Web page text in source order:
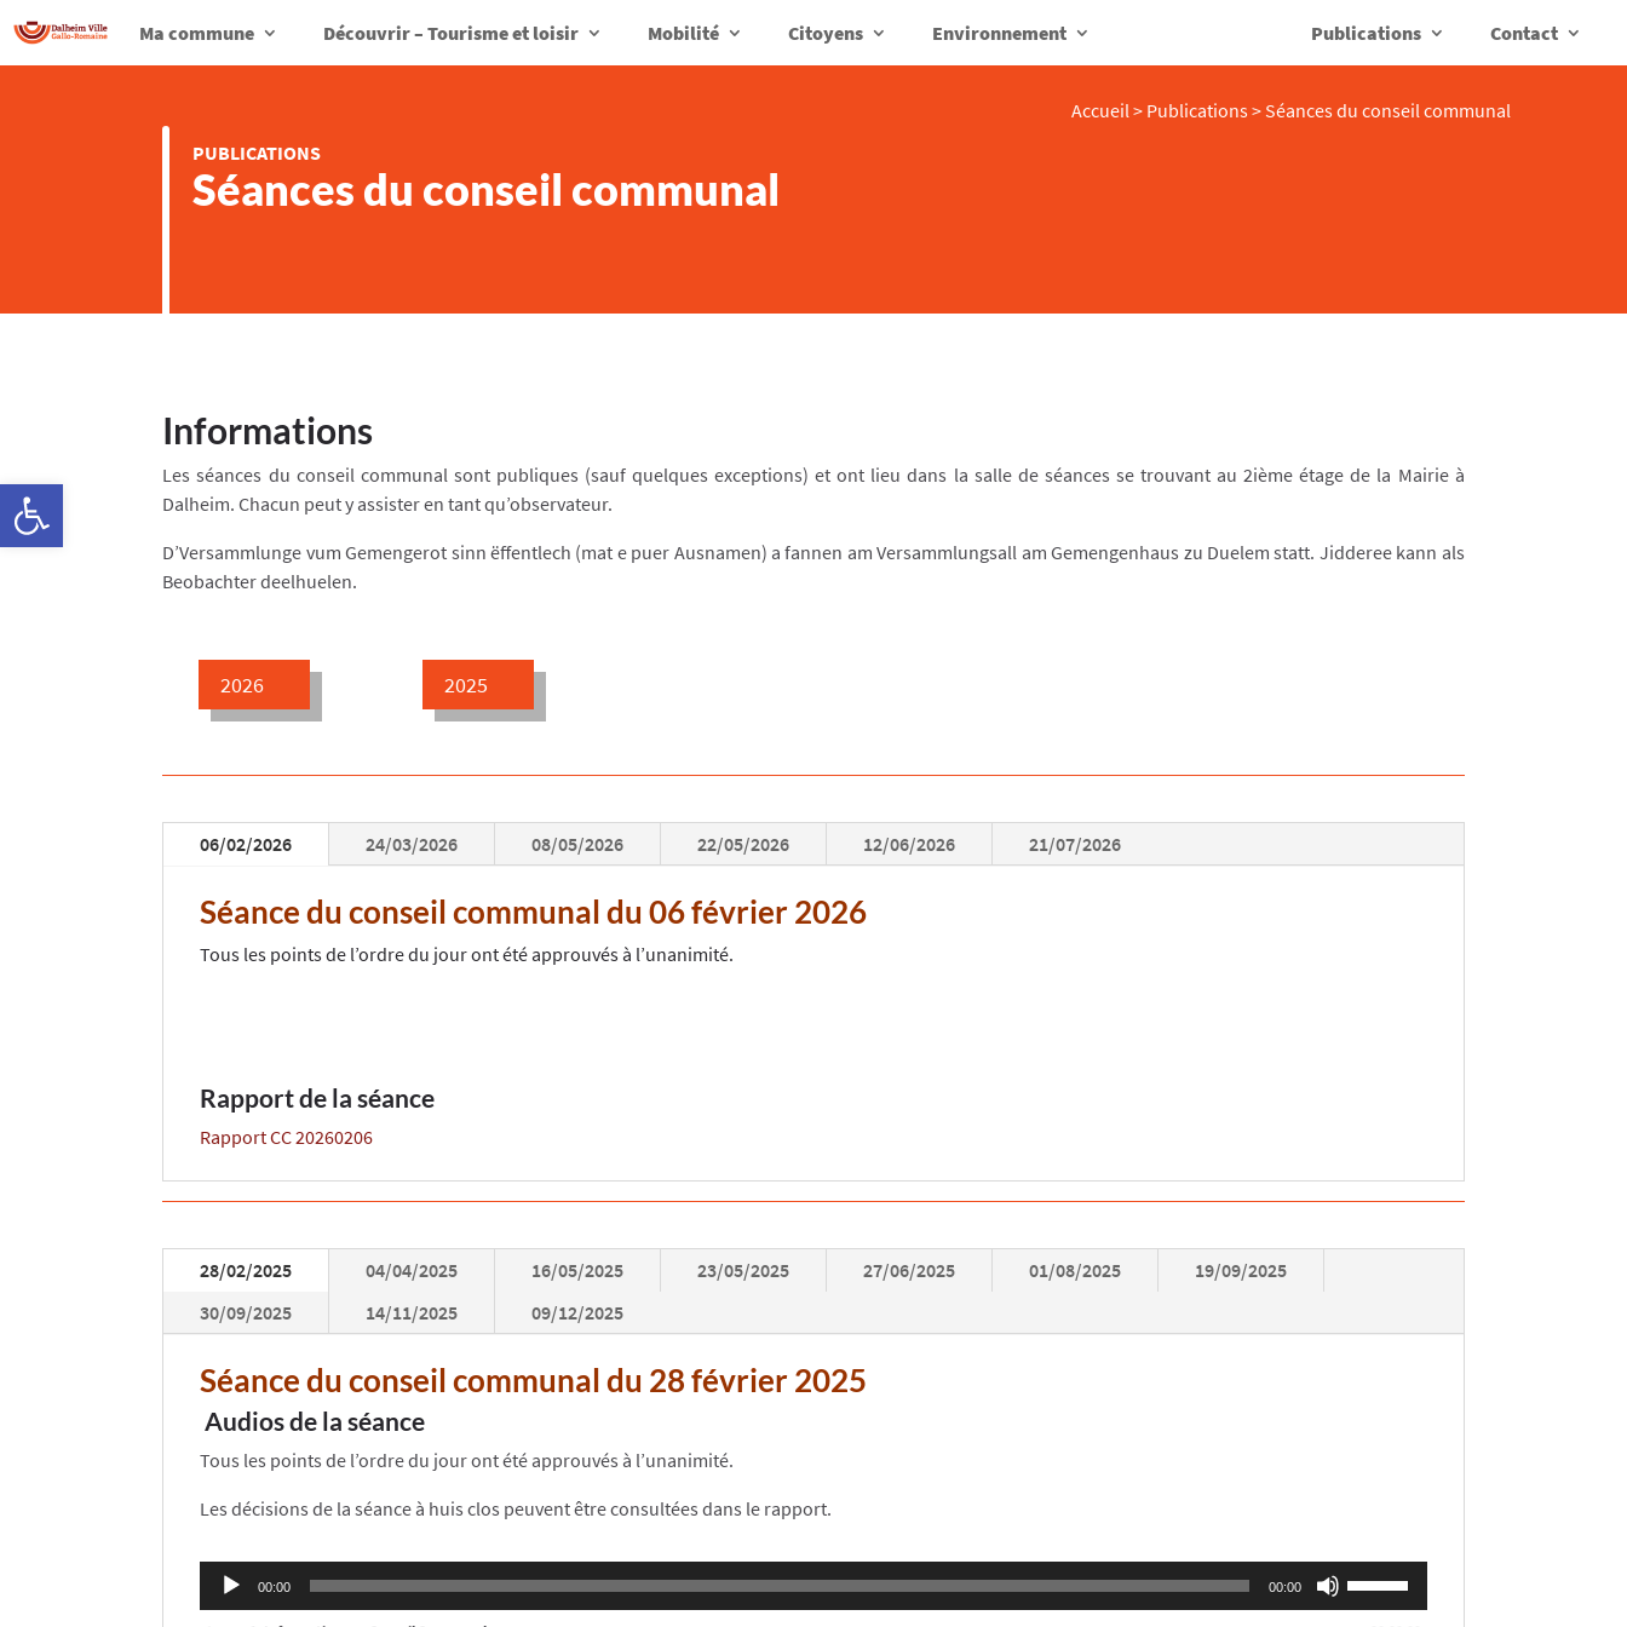
Ouvrir la barre d’outils
Ma commune Découvrir – Tourisme et loisir Mobilité Citoyens Environnement Publications Contact
PUBLICATIONS
Séances du conseil communal
Accueil> Publications> Séances du conseil communal
Informations
Les séances du conseil communal sont publiques (sauf quelques exceptions) et ont lieu dans la salle de séances se trouvant au 2ième étage de la Mairie à
Dalheim. Chacun peut y assister en tant qu’observateur.
D’Versammlunge vum Gemengerot sinn ëffentlech (mat e puer Ausnamen) a fannen am Versammlungsall am Gemengenhaus zu Duelem statt. Jidderee kann als
Beobachter deelhuelen.
2026 2025
06/02/2026 24/03/2026 08/05/2026 22/05/2026 12/06/2026 21/07/2026
Séance du conseil communal du 06 février 2026
Tous les points de l’ordre du jour ont été approuvés à l’unanimité.
Rapport de la séance
Rapport CC 20260206
28/02/2025 04/04/2025 16/05/2025 23/05/2025 27/06/2025 01/08/2025
19/09/2025
30/09/2025
14/11/2025 09/12/2025
Séance du conseil communal du 28 février 2025
Audios de la séance
Tous les points de l’ordre du jour ont été approuvés à l’unanimité.
Les décisions de la séance à huis clos peuvent être consultées dans le rapport.
Lecteur
audio
00:00 00:00